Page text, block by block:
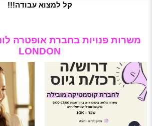
קל למצוא עבודה!!!
LONDON